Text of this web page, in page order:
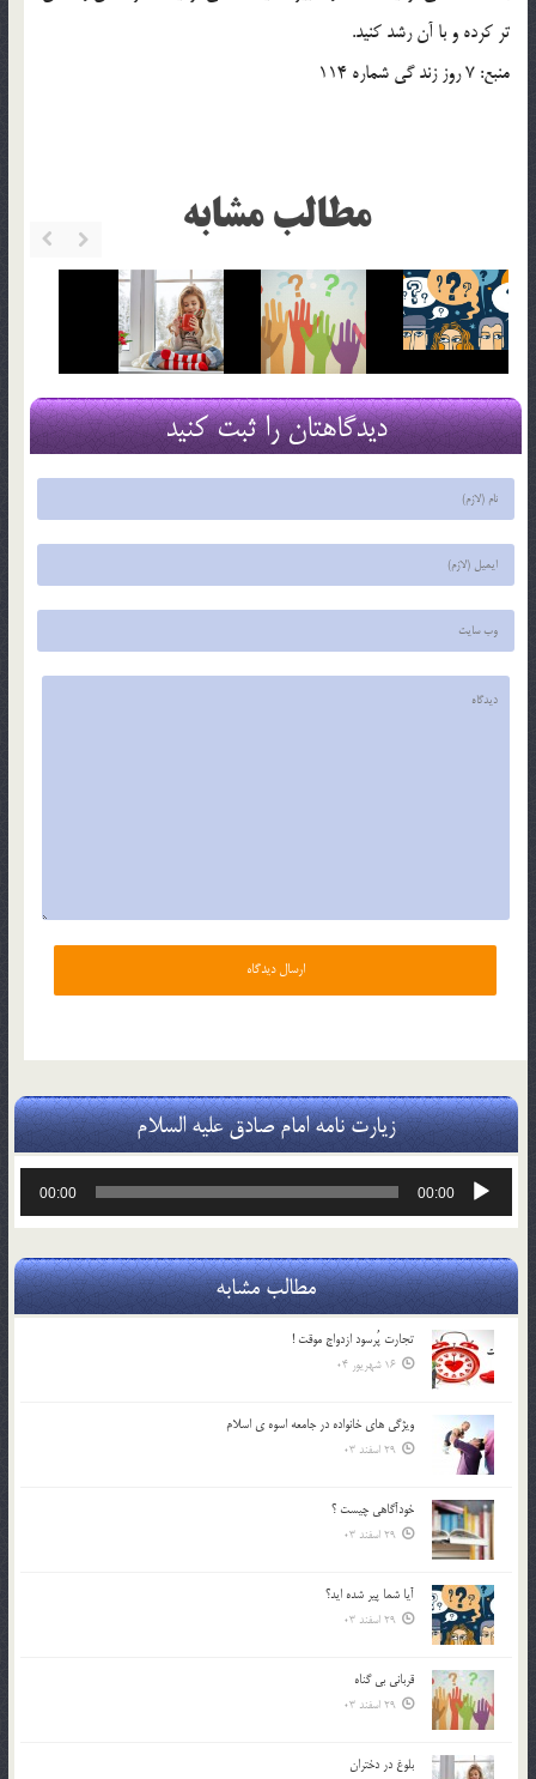
تر کرده و با آن رشد کنيد.
منبع: 7 روز زند گي شماره 114
مطالب مشابه
دیدگاهتان را ثبت کنید
زیارت نامه امام صادق علیه السلام
پخش‌کننده
00:00
00:00
مطالب مشابه
تجارت پُرسود ازدواج موقت !
16 شهریور 04
ويژگي هاي خانواده در جامعه اسوه ي اسلام
29 اسفند 03
خودآگاهى چيست ؟
29 اسفند 03
آیا شما پیر شده اید؟
29 اسفند 03
قرباني بي گناه
29 اسفند 03
بلوغ در دختران